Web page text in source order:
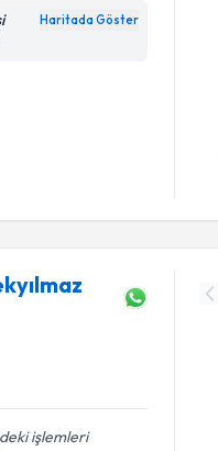
Haritada Göster
işlemleri